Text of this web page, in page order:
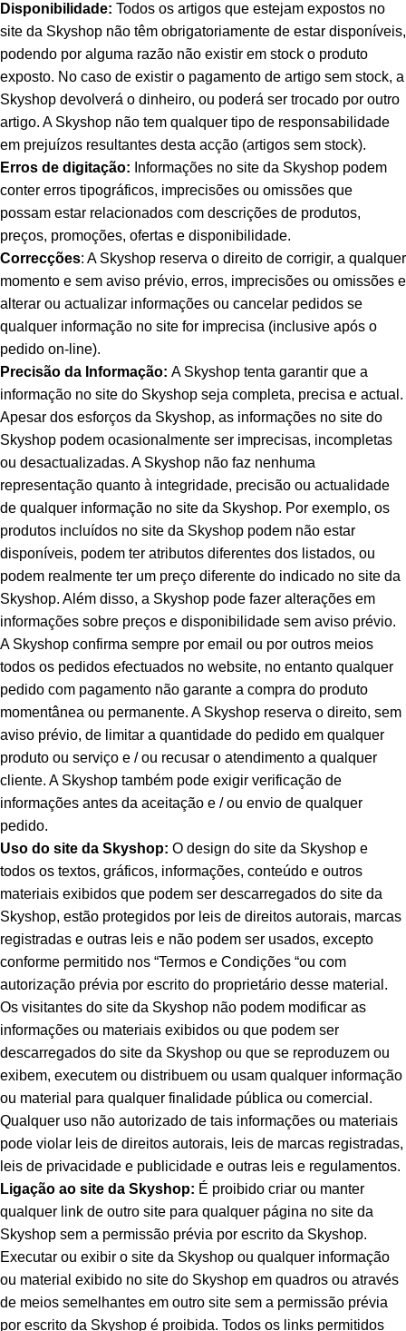
Disponibilidade: Todos os artigos que estejam expostos no
site da Skyshop não têm obrigatoriamente de estar disponíveis,
podendo por alguma razão não existir em stock o produto
exposto. No caso de existir o pagamento de artigo sem stock, a
Skyshop devolverá o dinheiro, ou poderá ser trocado por outro
artigo. A Skyshop não tem qualquer tipo de responsabilidade
em prejuízos resultantes desta acção (artigos sem stock).
Erros de digitação: Informações no site da Skyshop podem
conter erros tipográficos, imprecisões ou omissões que
possam estar relacionados com descrições de produtos,
preços, promoções, ofertas e disponibilidade.
Correcções: A Skyshop reserva o direito de corrigir, a qualquer
momento e sem aviso prévio, erros, imprecisões ou omissões e
alterar ou actualizar informações ou cancelar pedidos se
qualquer informação no site for imprecisa (inclusive após o
pedido on-line).
Precisão da Informação: A Skyshop tenta garantir que a
informação no site do Skyshop seja completa, precisa e actual.
Apesar dos esforços da Skyshop, as informações no site do
Skyshop podem ocasionalmente ser imprecisas, incompletas
ou desactualizadas. A Skyshop não faz nenhuma
representação quanto à integridade, precisão ou actualidade
de qualquer informação no site da Skyshop. Por exemplo, os
produtos incluídos no site da Skyshop podem não estar
disponíveis, podem ter atributos diferentes dos listados, ou
podem realmente ter um preço diferente do indicado no site da
Skyshop. Além disso, a Skyshop pode fazer alterações em
informações sobre preços e disponibilidade sem aviso prévio.
A Skyshop confirma sempre por email ou por outros meios
todos os pedidos efectuados no website, no entanto qualquer
pedido com pagamento não garante a compra do produto
momentânea ou permanente. A Skyshop reserva o direito, sem
aviso prévio, de limitar a quantidade do pedido em qualquer
produto ou serviço e / ou recusar o atendimento a qualquer
cliente. A Skyshop também pode exigir verificação de
informações antes da aceitação e / ou envio de qualquer
pedido.
Uso do site da Skyshop: O design do site da Skyshop e
todos os textos, gráficos, informações, conteúdo e outros
materiais exibidos que podem ser descarregados do site da
Skyshop, estão protegidos por leis de direitos autorais, marcas
registradas e outras leis e não podem ser usados, excepto
conforme permitido nos “Termos e Condições “ou com
autorização prévia por escrito do proprietário desse material.
Os visitantes do site da Skyshop não podem modificar as
informações ou materiais exibidos ou que podem ser
descarregados do site da Skyshop ou que se reproduzem ou
exibem, executem ou distribuem ou usam qualquer informação
ou material para qualquer finalidade pública ou comercial.
Qualquer uso não autorizado de tais informações ou materiais
pode violar leis de direitos autorais, leis de marcas registradas,
leis de privacidade e publicidade e outras leis e regulamentos.
Ligação ao site da Skyshop: É proibido criar ou manter
qualquer link de outro site para qualquer página no site da
Skyshop sem a permissão prévia por escrito da Skyshop.
Executar ou exibir o site da Skyshop ou qualquer informação
ou material exibido no site do Skyshop em quadros ou através
de meios semelhantes em outro site sem a permissão prévia
por escrito da Skyshop é proibida. Todos os links permitidos